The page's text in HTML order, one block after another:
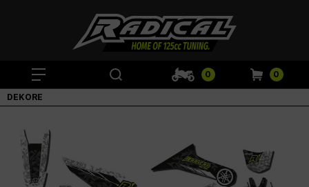
0 0
DEKORE